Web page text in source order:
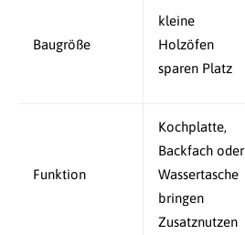
Baugröße
kleine
Holzöfen
sparen Platz
Funktion
Kochplatte,
Backfach oder
Wassertasche
bringen
Zusatznutzen